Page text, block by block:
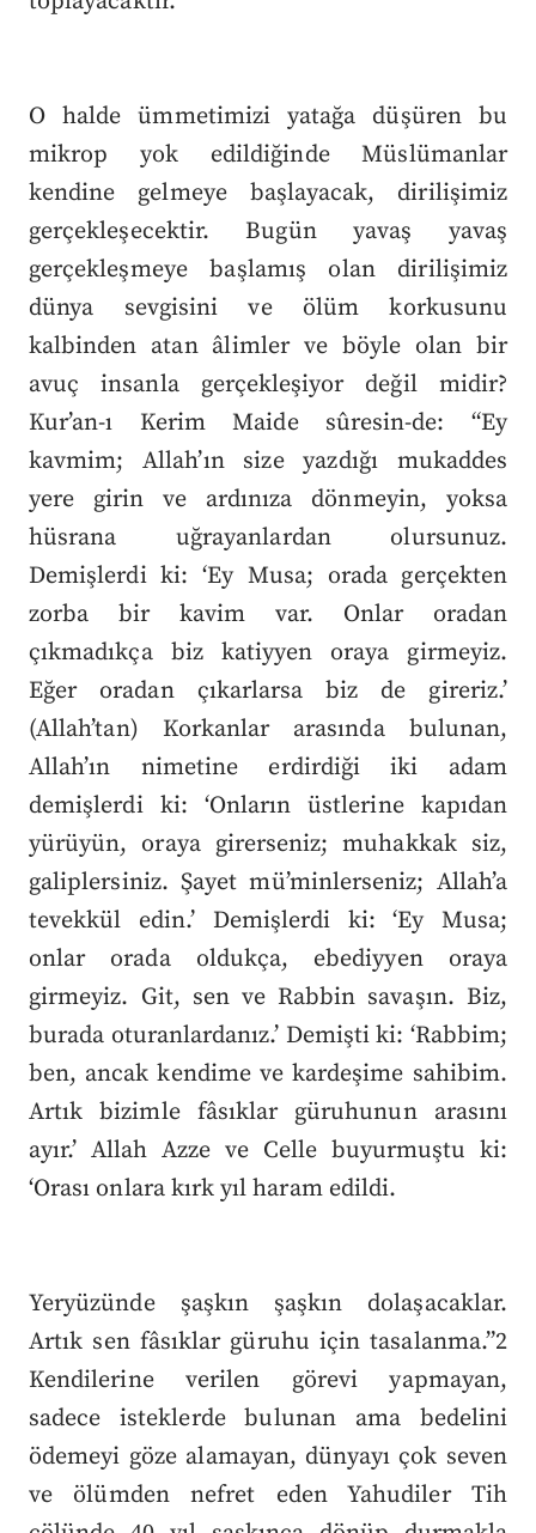
O halde ümmetimizi yatağa düşüren bu
mikrop yok edildiğinde Müslümanlar
kendine gelmeye başlayacak, dirilişimiz
gerçekleşecektir. Bugün yavaş yavaş
gerçekleşmeye başlamış olan dirilişimiz
dünya sevgisini ve ölüm korkusunu
kalbinden atan âlimler ve böyle olan bir
avuç insanla gerçekleşiyor değil midir?
Kur’an-ı Kerim Maide sûresin-de: “Ey
kavmim; Allah’ın size yazdığı mukaddes
yere girin ve ardınıza dönmeyin, yoksa
hüsrana uğrayanlardan olursunuz.
Demişlerdi ki: ‘Ey Musa; orada gerçekten
zorba bir kavim var. Onlar oradan
çıkmadıkça biz katiyyen oraya girmeyiz.
Eğer oradan çıkarlarsa biz de gireriz.’
(Allah’tan) Korkanlar arasında bulunan,
Allah’ın nimetine erdirdiği iki adam
demişlerdi ki: ‘Onların üstlerine kapıdan
yürüyün, oraya girerseniz; muhakkak siz,
galiplersiniz. Şayet mü’minlerseniz; Allah’a
tevekkül edin.’ Demişlerdi ki: ‘Ey Musa;
onlar orada oldukça, ebediyyen oraya
girmeyiz. Git, sen ve Rabbin savaşın. Biz,
burada oturanlardanız.’ Demişti ki: ‘Rabbim;
ben, ancak kendime ve kardeşime sahibim.
Artık bizimle fâsıklar güruhunun arasını
ayır.’ Allah Azze ve Celle buyurmuştu ki:
‘Orası onlara kırk yıl haram edildi.
Yeryüzünde şaşkın şaşkın dolaşacaklar.
Artık sen fâsıklar güruhu için tasalanma.”2
Kendilerine verilen görevi yapmayan,
sadece isteklerde bulunan ama bedelini
ödemeyi göze alamayan, dünyayı çok seven
ve ölümden nefret eden Yahudiler Tih